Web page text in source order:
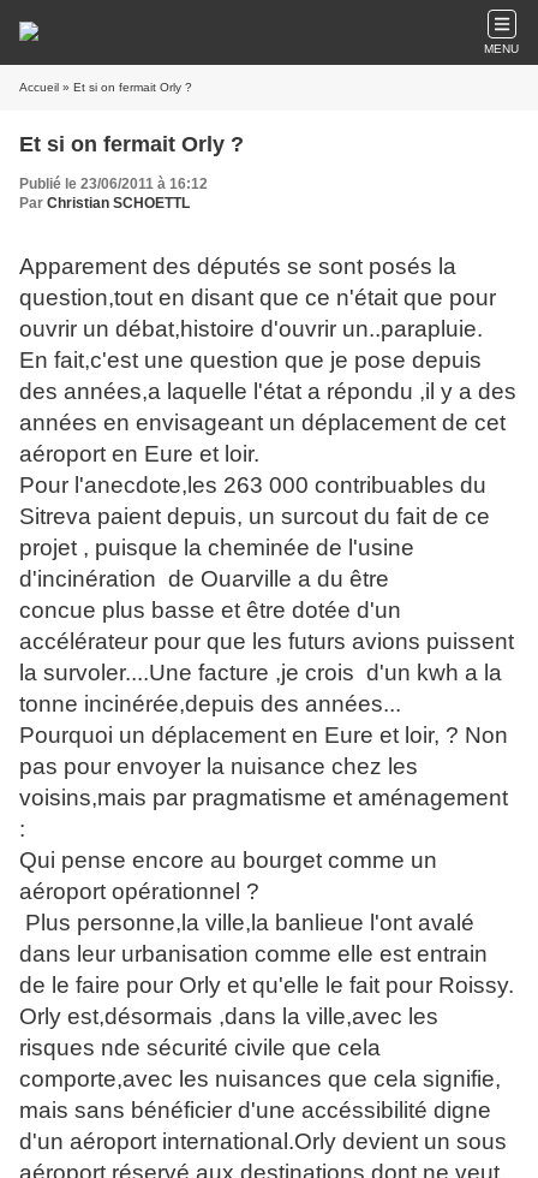
MENU
Accueil » Et si on fermait Orly ?
Et si on fermait Orly ?
Publié le 23/06/2011 à 16:12
Par Christian SCHOETTL
Apparement des députés se sont posés la
question,tout en disant que ce n'était que pour
ouvrir un débat,histoire d'ouvrir un..parapluie.
En fait,c'est une question que je pose depuis
des années,a laquelle l'état a répondu ,il y a des
années en envisageant un déplacement de cet
aéroport en Eure et loir.
Pour l'anecdote,les 263 000 contribuables du
Sitreva paient depuis, un surcout du fait de ce
projet , puisque la cheminée de l'usine
d'incinération de Ouarville a du être
concue plus basse et être dotée d'un
accélérateur pour que les futurs avions puissent
la survoler....Une facture ,je crois d'un kwh a la
tonne incinérée,depuis des années...
Pourquoi un déplacement en Eure et loir, ? Non
pas pour envoyer la nuisance chez les
voisins,mais par pragmatisme et aménagement
:
Qui pense encore au bourget comme un
aéroport opérationnel ?
Plus personne,la ville,la banlieue l'ont avalé
dans leur urbanisation comme elle est entrain
de le faire pour Orly et qu'elle le fait pour Roissy.
Orly est,désormais ,dans la ville,avec les
risques nde sécurité civile que cela
comporte,avec les nuisances que cela signifie,
mais sans bénéficier d'une accéssibilité digne
d'un aéroport international.Orly devient un sous
aéroport réservé aux destinations dont ne veut